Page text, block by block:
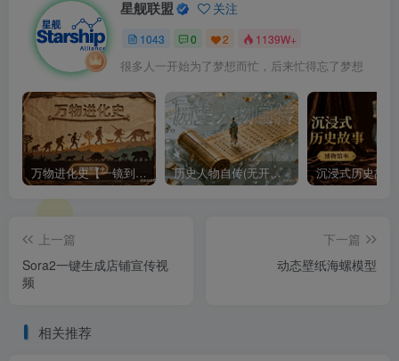
星舰联盟 关注
1043 0 2 1139W+
很多人一开始为了梦想而忙，后来忙得忘了梦想
万物进化史【一镜到底】 历史人物自传(无开头模板)
上一篇
Sora2一键生成店铺宣传视
频
下一篇
动态壁纸海螺模型
相关推荐